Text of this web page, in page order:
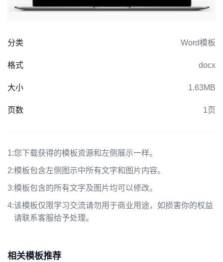
分类 Word模板
格式 docx
大小 1.63MB
页数 1页
1:您下载获得的模板资源和左侧展示一样。
2:模板包含左侧图示中所有文字和图片内容。
3:模板包含的所有文字及图片均可以修改。
4:该模板仅限学习交流请勿用于商业用途，如损害你的权益
请联系客服给予处理。
相关模板推荐